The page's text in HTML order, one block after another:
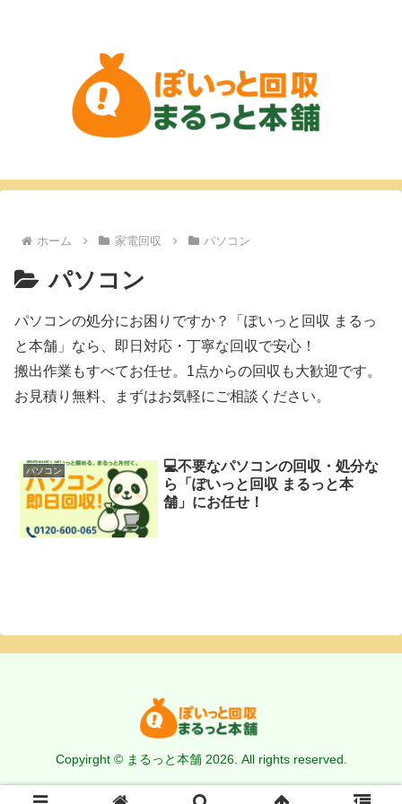
ホーム 家電回収 パソコン
パソコン
パソコンの処分にお困りですか？「ぽいっと回収 まるっ
と本舗」なら、即日対応・丁寧な回収で安心！
搬出作業もすべてお任せ。1点からの回収も大歓迎です。
お見積り無料、まずはお気軽にご相談ください。
パソコン
💻不要なパソコンの回収・処分な
ら「ぽいっと回収 まるっと本
舗」にお任せ！
Copyirght © まるっと本舗 2026. All rights reserved.